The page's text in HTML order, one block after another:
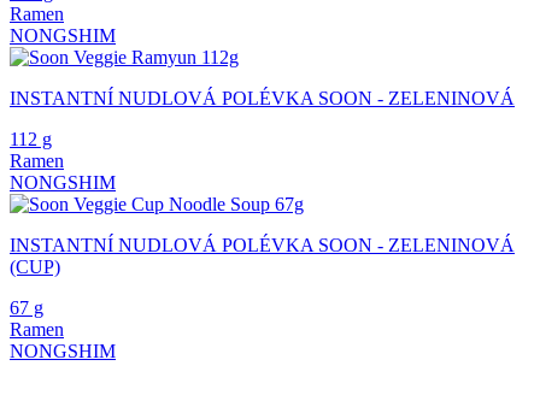
Ramen
NONGSHIM
INSTANTNÍ NUDLOVÁ POLÉVKA SOON - ZELENINOVÁ
112 g
Ramen
NONGSHIM
INSTANTNÍ NUDLOVÁ POLÉVKA SOON - ZELENINOVÁ
(CUP)
67 g
Ramen
NONGSHIM